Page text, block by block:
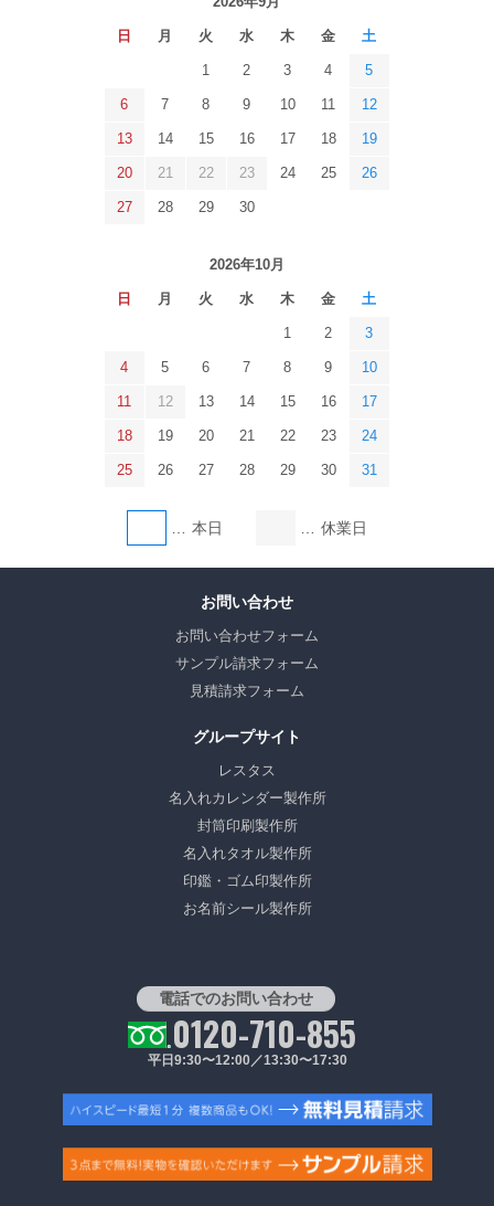
日 月 火 水 木 金 土
1 2 3 4 5
6 7 8 9 10 11 12
13 14 15 16 17 18 19
20 21 22 23 24 25 26
27 28 29 30
2026年10月
日 月 火 水 木 金 土
1 2 3
4 5 6 7 8 9 10
11 12 13 14 15 16 17
18 19 20 21 22 23 24
25 26 27 28 29 30 31
本日 休業日
お問い合わせ
お問い合わせフォーム
サンプル請求フォーム
見積請求フォーム
グループサイト
レスタス
名入れカレンダー製作所
封筒印刷製作所
名入れタオル製作所
印鑑・ゴム印製作所
お名前シール製作所
電話でのお問い合わせ
0120-710-855
平日9:30〜12:00／13:30〜17:30